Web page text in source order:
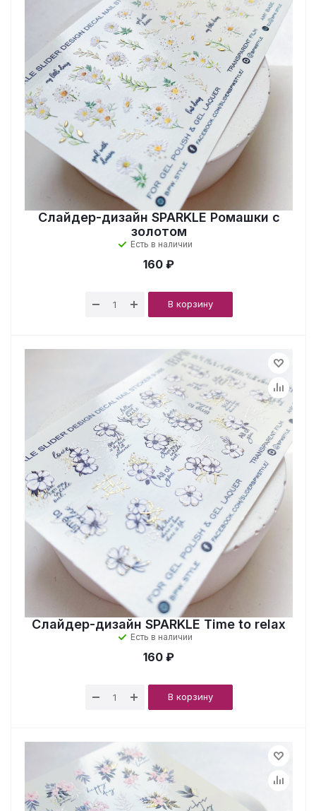
Слайдер-дизайн SPARKLE Ромашки с
золотом
Есть в наличии
160 ₽
В корзину
Слайдер-дизайн SPARKLE Time to relax
Есть в наличии
160 ₽
В корзину